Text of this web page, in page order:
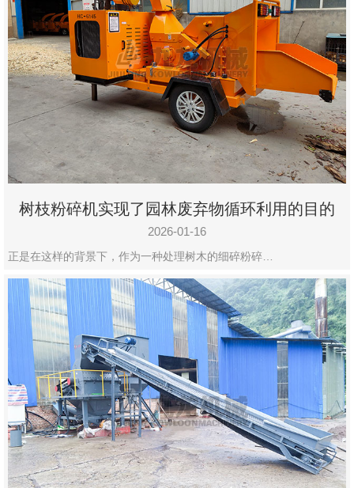
树枝粉碎机实现了园林废弃物循环利用的目的
2026-01-16
正是在这样的背景下，作为一种处理树木的细碎粉碎…